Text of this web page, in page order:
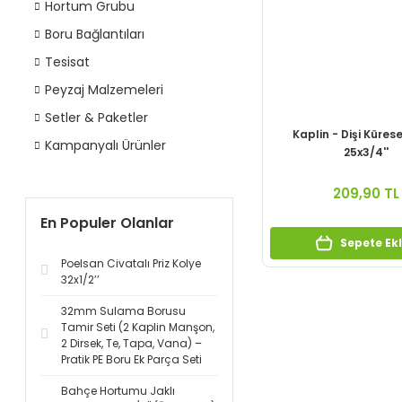
Hortum Grubu
Boru Bağlantıları
Tesisat
Peyzaj Malzemeleri
Setler & Paketler
Kampanyalı Ürünler
En Populer Olanlar
Poelsan Civatalı Priz Kolye
32x1/2’’
32mm Sulama Borusu
Tamir Seti (2 Kaplin Manşon,
2 Dirsek, Te, Tapa, Vana) –
Pratik PE Boru Ek Parça Seti
Bahçe Hortumu Jaklı
Kaplin - Dişi
25x3/4''
209,90 TL
Sepete